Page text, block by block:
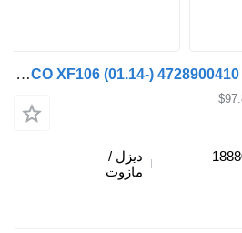
صمام التحكم في الفرامل WABCO XF106 (01.14-) 4728900410 لـ السيارات القاطرة DAF XF106 (2014-)
ديزل /
مازوت